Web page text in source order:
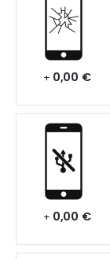
+ 0,00 €
+ 0,00 €